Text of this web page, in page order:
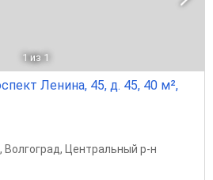
1 из 1
Ленина, 45, д. 45, 40 м²,
, Волгоград, Центральный р-н